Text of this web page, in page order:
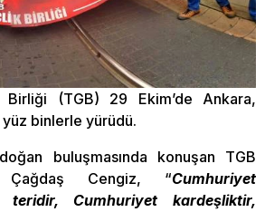
(TGB) 29 Ekim’de Ankara,
yüz binlerle yürüdü.
buluşmasında konuşan TGB
Çağdaş Cengiz, “Cumhuriyet
teridir, Cumhuriyet kardeşliktir,